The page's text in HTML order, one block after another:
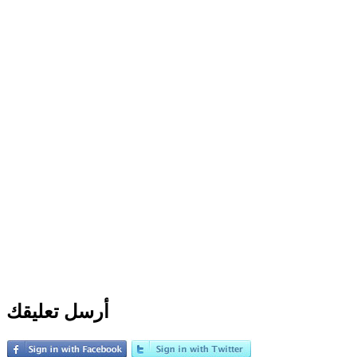
أرسل تعليقك